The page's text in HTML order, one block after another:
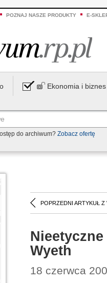
POZNAJ NASZE PRODUKTY E-
Ekonomia i biznes
do archiwum? Zobacz ofertę
POPRZEDNI ARTYKUŁ Z
Wyeth
18 czerwca